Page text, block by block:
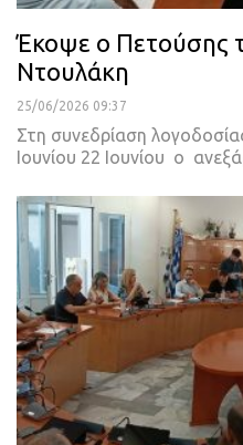
Έκοψε ο Πετούσης
Ντουλάκη
25/06/2026 09:37
Στη συνεδρίαση
Ιουνίου 22 Ιουνίου ο